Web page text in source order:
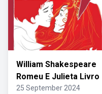
William Shakespeare
Romeu E Julieta Livro
25 September 2024